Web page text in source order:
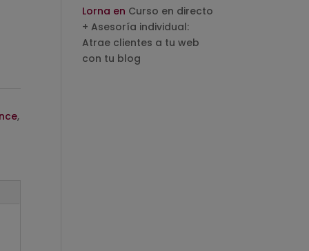
,
Lorna en Curso en directo
+ Asesoría individual:
Atrae clientes a tu web
con tu blog